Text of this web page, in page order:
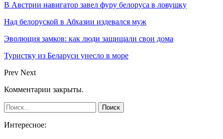
В Австрии навигатор завел фуру белоруса в ловушку
Над белоруской в Абхазии издевался муж
Эволюция замков: как люди защищали свои дома
Туристку из Беларуси унесло в море
Prev Next
Комментарии закрыты.
Интересное: